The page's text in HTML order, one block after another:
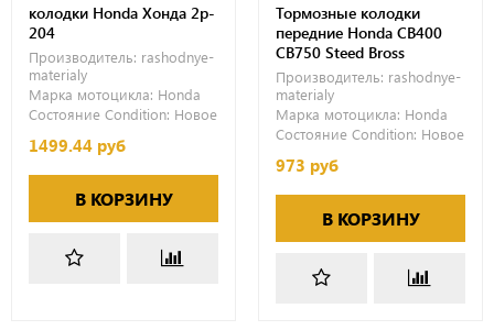
колодки Honda Хонда 2p-
204
Производитель: rashodnye-
materialy
Марка мотоцикла: Honda
Состояние Condition: Новое
1499.44 руб
В КОРЗИНУ
Тормозные колодки
передние Honda СВ400
CB750 Steed Bross
Производитель: rashodnye-
materialy
Марка мотоцикла: Honda
Состояние Condition: Новое
973 руб
В КОРЗИНУ